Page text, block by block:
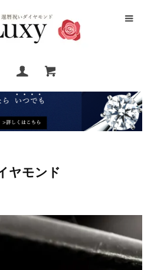
ヤモンド